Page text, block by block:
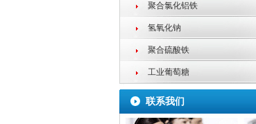
聚合氯化铝铁
氢氧化钠
聚合硫酸铁
工业葡萄糖
联系我们